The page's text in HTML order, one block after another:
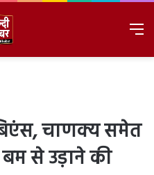
चाणक्य समेत
से उड़ाने की